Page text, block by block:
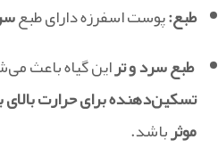
طبع:پوست اسفرزه دارای طبع
طبع سرد و تراین گیاه باعث
تسکین‌دهنده برای حرارت
موثرباشد.